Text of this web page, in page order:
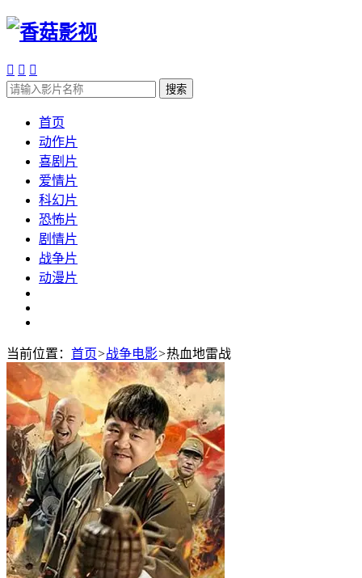
  
搜索
首页
动作片
喜剧片
爱情片
科幻片
恐怖片
剧情片
战争片
动漫片
当前位置： 首页>战争电影>热血地雷战